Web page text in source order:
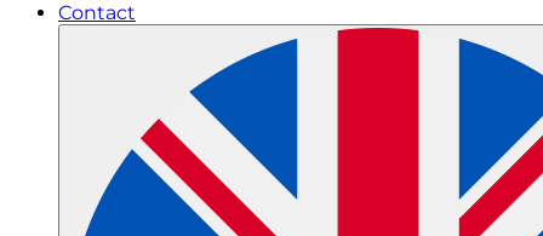
Contact